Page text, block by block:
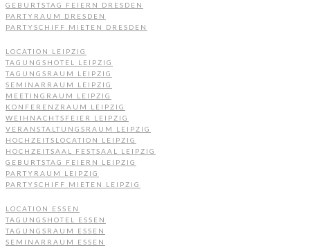
GEBURTSTAG FEIERN DRESDEN
PARTYRAUM DRESDEN
PARTYSCHIFF MIETEN DRESDEN
LOCATION LEIPZIG
TAGUNGSHOTEL LEIPZIG
TAGUNGSRAUM LEIPZIG
SEMINARRAUM LEIPZIG
MEETINGRAUM LEIPZIG
KONFERENZRAUM LEIPZIG
WEIHNACHTSFEIER LEIPZIG
VERANSTALTUNGSRAUM LEIPZIG
HOCHZEITSLOCATION LEIPZIG
HOCHZEITSAAL FESTSAAL LEIPZIG
GEBURTSTAG FEIERN LEIPZIG
PARTYRAUM LEIPZIG
PARTYSCHIFF MIETEN LEIPZIG
LOCATION ESSEN
TAGUNGSHOTEL ESSEN
TAGUNGSRAUM ESSEN
SEMINARRAUM ESSEN